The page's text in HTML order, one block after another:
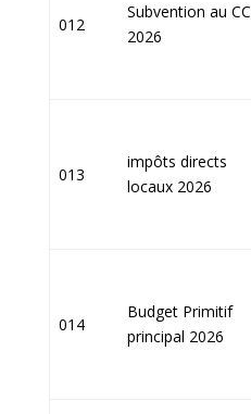
012
Subvention au
2026
013
impôts directs
locaux 2026
014
Budget Primitif
principal 2026